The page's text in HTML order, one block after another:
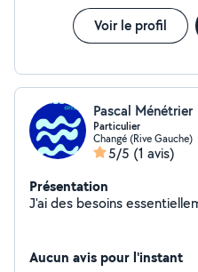
Voir le profil
Pascal Ménétrier
Particulier
Changé (Rive Gauche)
5/5 (1 avis)
Présentation
J'ai des besoins
Aucun avis pour l'instant